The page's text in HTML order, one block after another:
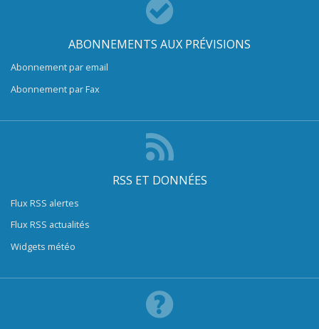
ABONNEMENTS AUX PRÉVISIONS
Abonnement par email
Abonnement par Fax
RSS ET DONNÉES
Flux RSS alertes
Flux RSS actualités
Widgets météo